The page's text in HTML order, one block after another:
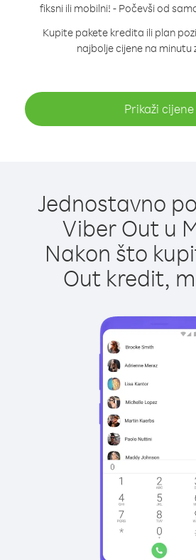
fiksni ili mobilni! - Počevši od
Kupite pakete kredita ili plan
najbolje cijene na minutu
Prikaži cijene
Jednostavno
Viber Out u
Nakon što
Out kredit,